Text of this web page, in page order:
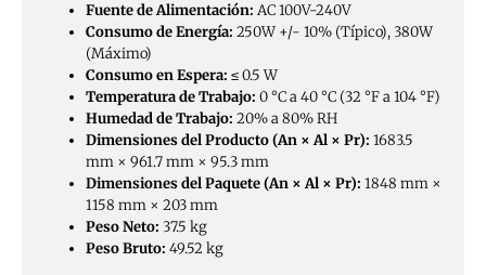
Fuente de Alimentación: AC 100V-240V
Consumo de Energía: 250W +/- 10% (Típico), 380W
(Máximo)
Consumo en Espera: ≤ 0.5 W
Temperatura de Trabajo: 0 °C a 40 °C (32 °F a 104 °F)
Humedad de Trabajo: 20% a 80% RH
Dimensiones del Producto (An × Al × Pr): 1683.5
mm × 961.7 mm × 95.3 mm
Dimensiones del Paquete (An × Al × Pr): 1848 mm ×
1158 mm × 203 mm
Peso Neto: 37.5 kg
Peso Bruto: 49.52 kg